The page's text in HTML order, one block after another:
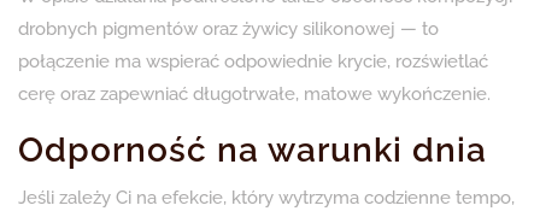
drobnych pigmentów oraz żywicy silikonowej — to
połączenie ma wspierać odpowiednie krycie, rozświetlać
cerę oraz zapewniać długotrwałe, matowe wykończenie.
Odporność na warunki dnia
Jeśli zależy Ci na efekcie, który wytrzyma codzienne tempo,